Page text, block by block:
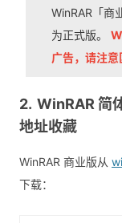
WinRAR「商
为正式版。
广告，请注意
WinRAR 简
地址收藏
WinRAR 商业版从
下载：